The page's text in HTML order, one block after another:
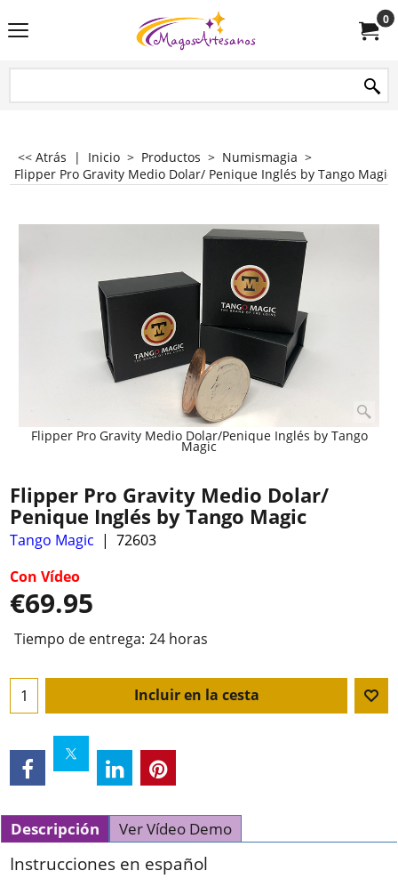
0
<< Atrás | Inicio > Productos > Numismagia >
Flipper Pro Gravity Medio Dolar/ Penique Inglés by Tango Magic
Flipper Pro Gravity Medio Dolar/Penique Inglés by Tango
Magic
Flipper Pro Gravity Medio Dolar/
Penique Inglés by Tango Magic
Tango Magic
72603
Con Vídeo
€69.95
Tiempo de entrega: 24 horas
Incluir en la cesta
Descripción Ver Vídeo Demo
Instrucciones en español